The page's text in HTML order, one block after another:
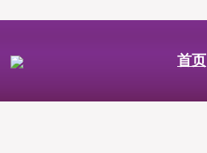
首页